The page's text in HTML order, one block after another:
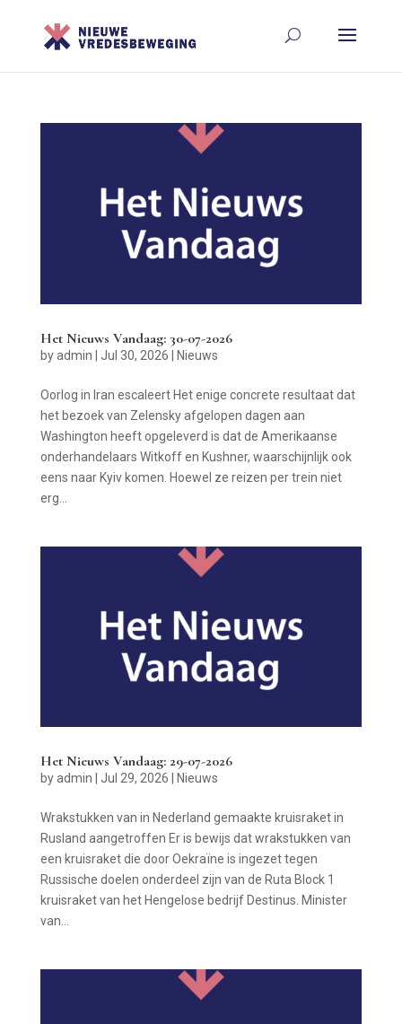
Het Nieuws Vandaag: 30-07-2026
byadmin | Jul 30, 2026 | Nieuws
Oorlog in Iran escaleert Het enige concrete resultaat dat
het bezoek van Zelensky afgelopen dagen aan
Washington heeft opgeleverd is dat de Amerikaanse
onderhandelaars Witkoff en Kushner, waarschijnlijk ook
eens naar Kyiv komen. Hoewel ze reizen per trein niet
erg...
Het Nieuws Vandaag: 29-07-2026
byadmin Jul 29, 2026 Nieuws
Wrakstukken van in Nederland gemaakte kruisraket in
Rusland aangetroffen Er is bewijs dat wrakstukken van
een kruisraket die door Oekraïne is ingezet tegen
Russische doelen onderdeel zijn van de Ruta Block 1
kruisraket van het Hengelose bedrijf Destinus. Minister
van...